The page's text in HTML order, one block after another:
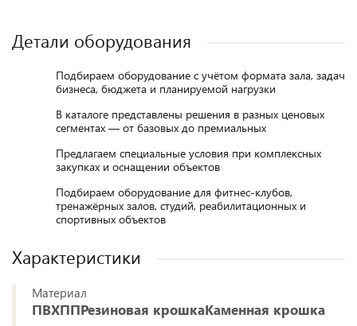
Детали оборудования
Подбираем оборудование с учётом формата зала, задач
бизнеса, бюджета и планируемой нагрузки
В каталоге представлены решения в разных ценовых
сегментах — от базовых до премиальных
Предлагаем специальные условия при комплексных
закупках и оснащении объектов
Подбираем оборудование для фитнес-клубов,
тренажёрных залов, студий, реабилитационных и
спортивных объектов
Характеристики
Материал
ПВХППРезиновая крошкаКаменная крошка